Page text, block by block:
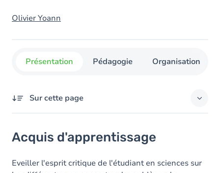
Olivier Yoann
Présentation Pédagogie Organisation
Sur cette page
Contenu
Table des matières
Acquis d'apprentissage
Eveiller l'esprit critique de l'étudiant en sciences sur